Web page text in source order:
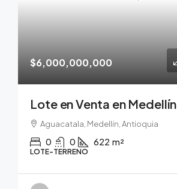
$6,000,000,000
Lote en Venta en Medellín
Aguacatala, Medellín, Antioquia
0 0 622 m²
LOTE-TERRENO